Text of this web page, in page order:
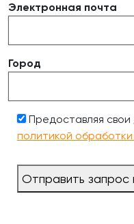
Электронная почта
Город
Предоставляя
политикой
Отправить